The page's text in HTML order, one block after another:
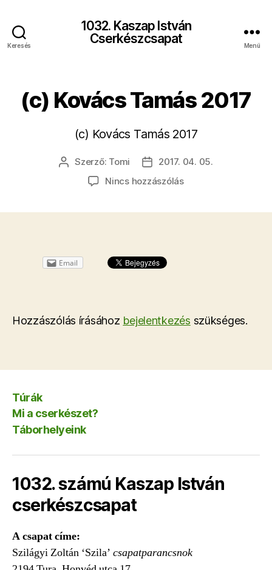
Keresés
1032. Kaszap István
Cserkészcsapat
Menü
(c) Kovács Tamás 2017
(c) Kovács Tamás 2017
Bejegyzés
szerzője
Szerző: Tomi
Bejegyzés
dátuma
2017. 04. 05.
Nincs hozzászólása(z)
Email
Hozzászólás írásához bejelentkezés szükséges.
Túrák
Mi a cserkészet?
Táborhelyeink
1032. számú Kaszap István
cserkészcsapat
A csapat címe:
Szilágyi Zoltán ‘Szila’ csapatparancsnok